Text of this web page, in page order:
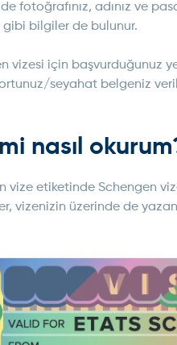
fotoğrafınız, adınız ve
bilgiler de bulunur.
vizesi için başvurduğunuz
seyahat belgeniz
nasıl
vize etiketinde Schengen
vizenizin üzerinde de